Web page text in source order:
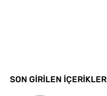
SON GİRİLEN İÇERİKLER